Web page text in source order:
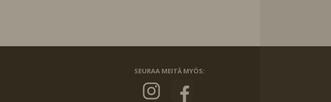
SEURAA MEITÄ MYÖS: